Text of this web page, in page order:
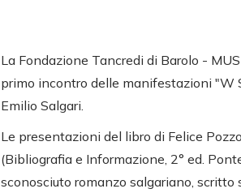
La Fondazione Tancredi di Barolo -
primo incontro delle manifestazioni "W
Emilio Salgari.
Le presentazioni del libro di Felice
(Bibliografia e Informazione, 2° ed.
sconosciuto romanzo salgariano, scritto